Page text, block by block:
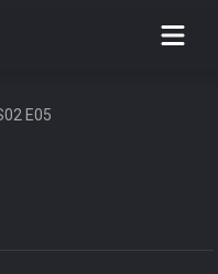
fiziskos un
E05